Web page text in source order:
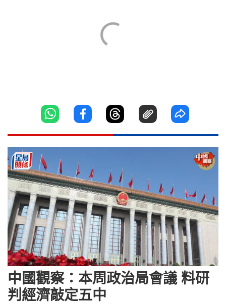
中國觀察：本周政治局會議 料研
判經濟敲定五中